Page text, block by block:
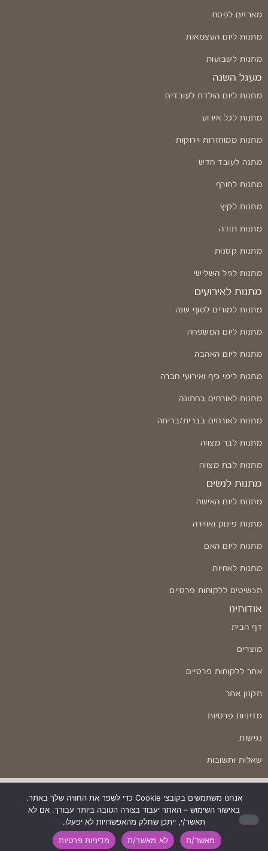
מארזים לפסח
מתנות ליום העצמאות
מתנות לשבועות
מעגל השנה
מתנות ליום הולדת לעובדים
מתנות לכל אירוע
מתנות ממוחזרות וירוקות
מתנה לעובד חדש
מתנות לחורף
מתנות לקיץ
מתנות תודה
מתנות קטנות
מתנות לגיל השלישי
מתנות לאירועים
מתנות למורים לסוף שנה
מתנות ליום המשפחה
מתנות ליום האהבה
מתנות לימי כיף ואירועי חברה
מתנות לאורחים בחתונה
מתנות לאורחים בברית/בריתה
מתנות לבר מצווה
מתנות לבת מצווה
מתנות לנשים
מתנות ליום האישה
מתנות פינוק ואווירה
מתנות ליום האם
מתנות לאחיות
תכשיטים ללקוחות פרטיים
אודותינו
דף הבית
מוצרים
אתר ללקוחות פרטיים
תקנון אתר
מדיניות פרטיות
נגישות
שאלות ותשובות
בניה ועיצוב: Odesign
אנחנו משתמשים בקובצי Cookie כדי לשפר את החוויה שלך באתר.
באישור השימוש – האתר יעבוד בצורה הטובה ביותר עבורך. אם לא
תאשר/י, ייתכן שחלק מהאפשרויות לא יפעלו.
מאשר/ת
לא מאשר/ת מדיניות פרטיות